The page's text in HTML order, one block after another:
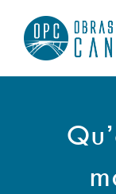
contenido